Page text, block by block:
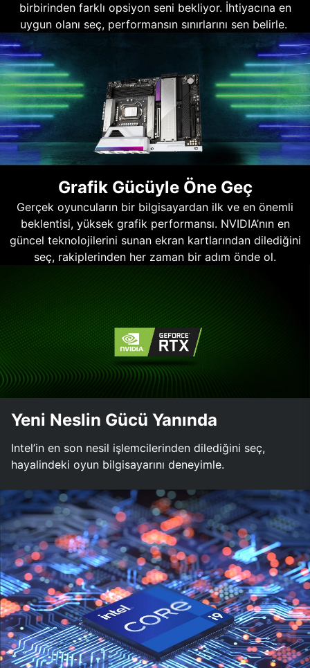
birbirinden farklı opsiyon seni bekliyor. İhtiyacına en
uygun olanı seç, performansın sınırlarını sen belirle.
Grafik Gücüyle Öne Geç
Gerçek oyuncuların bir bilgisayardan ilk ve en önemli
beklentisi, yüksek grafik performansı. NVIDIA’nın en
güncel teknolojilerini sunan ekran kartlarından dilediğini
seç, rakiplerinden her zaman bir adım önde ol.
Yeni Neslin Gücü Yanında
Intel’in en son nesil işlemcilerinden dilediğini seç,
hayalindeki oyun bilgisayarını deneyimle.